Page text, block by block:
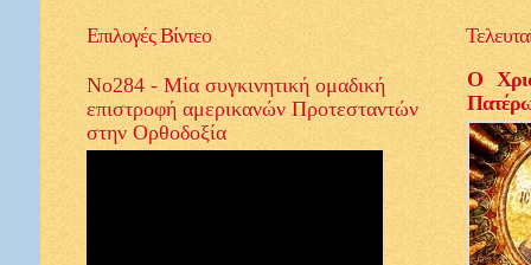
ΕπιλογέςΒίντεο
Νο284 - Μία συγκινητική ομαδική
επιστροφή αμερικανών Προτεσταντών
στην Ορθοδοξία
Ο